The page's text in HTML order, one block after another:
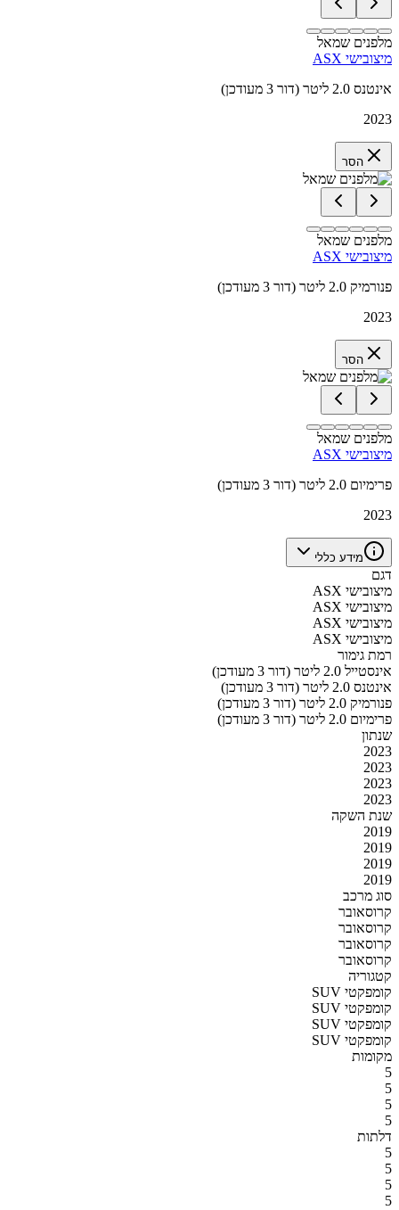
מלפנים שמאל
מיצובישי ASX
אינטנס 2.0 ליטר (דור 3 מעודכן)
2023
הסר
מלפנים שמאל
מיצובישי ASX
פנורמיק 2.0 ליטר (דור 3 מעודכן)
2023
הסר
מלפנים שמאל
מיצובישי ASX
פרימיום 2.0 ליטר (דור 3 מעודכן)
2023
מידע כללי
דגם
מיצובישי ASX
מיצובישי ASX
מיצובישי ASX
מיצובישי ASX
רמת גימור
אינסטייל 2.0 ליטר (דור 3 מעודכן)
אינטנס 2.0 ליטר (דור 3 מעודכן)
פנורמיק 2.0 ליטר (דור 3 מעודכן)
פרימיום 2.0 ליטר (דור 3 מעודכן)
שנתון
2023
2023
2023
2023
שנת השקה
2019
2019
2019
2019
סוג מרכב
קרוסאובר
קרוסאובר
קרוסאובר
קרוסאובר
קטגוריה
SUV קומפקטי
SUV קומפקטי
SUV קומפקטי
SUV קומפקטי
מקומות
5
5
5
5
דלתות
5
5
5
5